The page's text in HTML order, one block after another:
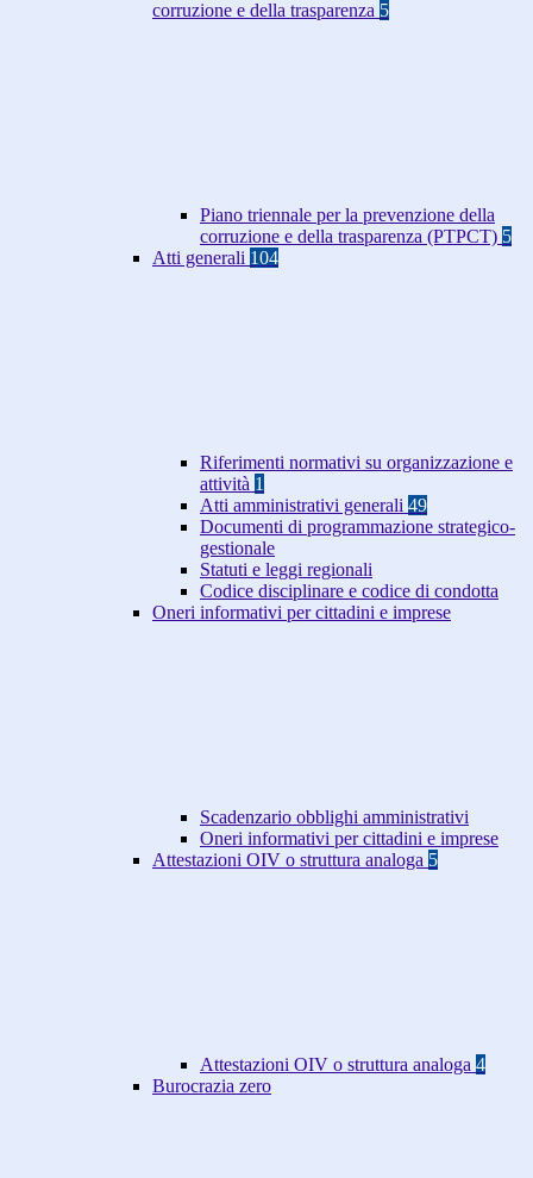
corruzione e della trasparenza 5
Piano triennale per la prevenzione della
corruzione e della trasparenza (PTPCT) 5
Atti generali 104
Riferimenti normativi su organizzazione e
attività 1
Atti amministrativi generali 49
Documenti di programmazione strategico-
gestionale
Statuti e leggi regionali
Codice disciplinare e codice di condotta
Oneri informativi per cittadini e imprese
Scadenzario obblighi amministrativi
Oneri informativi per cittadini e imprese
Attestazioni OIV o struttura analoga 5
Attestazioni OIV o struttura analoga 4
Burocrazia zero